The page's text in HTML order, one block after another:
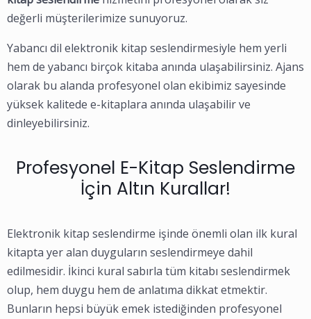
değerli müşterilerimize sunuyoruz.
Yabancı dil elektronik kitap seslendirmesiyle hem yerli
hem de yabancı birçok kitaba anında ulaşabilirsiniz. Ajans
olarak bu alanda profesyonel olan ekibimiz sayesinde
yüksek kalitede e-kitaplara anında ulaşabilir ve
dinleyebilirsiniz.
Profesyonel E-Kitap Seslendirme
İçin Altın Kurallar!
Elektronik kitap seslendirme işinde önemli olan ilk kural
kitapta yer alan duyguların seslendirmeye dahil
edilmesidir. İkinci kural sabırla tüm kitabı seslendirmek
olup, hem duygu hem de anlatıma dikkat etmektir.
Bunların hepsi büyük emek istediğinden profesyonel